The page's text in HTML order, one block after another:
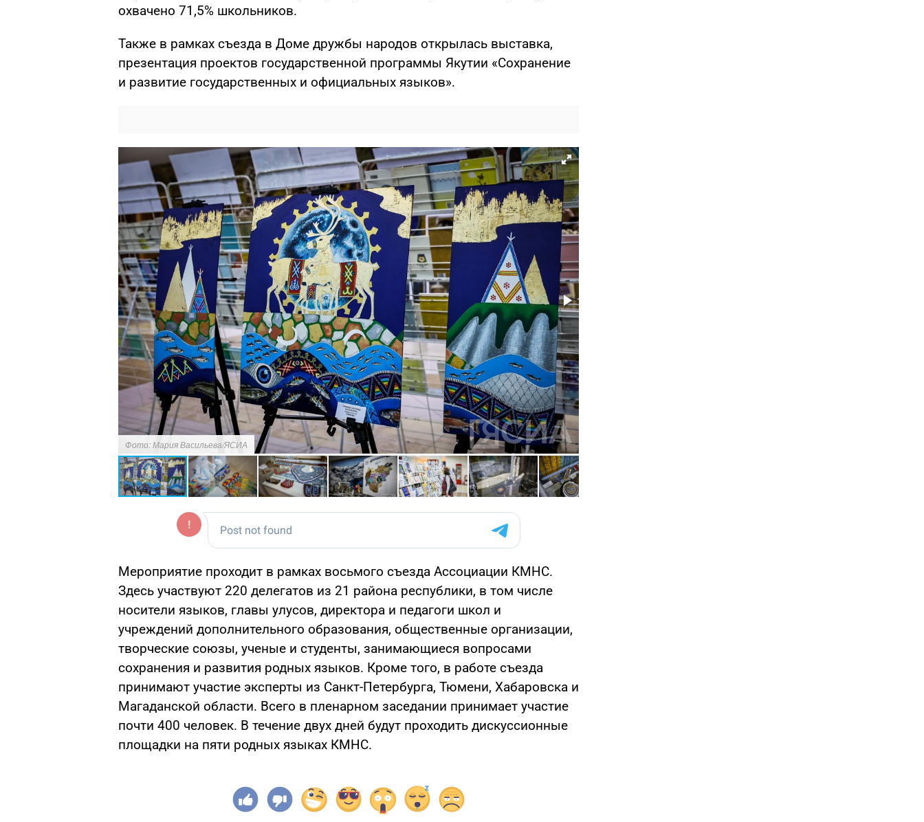
охвачено 71,5% школьников.
Также в рамках съезда в Доме дружбы народов открылась выставка,
презентация проектов государственной программы Якутии «Сохранение
и развитие государственных и официальных языков».
Фото: Мария Васильева/ЯСИА
Мероприятие проходит в рамках восьмого съезда Ассоциации КМНС.
Здесь участвуют 220 делегатов из 21 района республики, в том числе
носители языков, главы улусов, директора и педагоги школ и
учреждений дополнительного образования, общественные организации,
творческие союзы, ученые и студенты, занимающиеся вопросами
сохранения и развития родных языков. Кроме того, в работе съезда
принимают участие эксперты из Санкт-Петербурга, Тюмени, Хабаровска и
Магаданской области. Всего в пленарном заседании принимает участие
почти 400 человек. В течение двух дней будут проходить дискуссионные
площадки на пяти родных языках КМНС.